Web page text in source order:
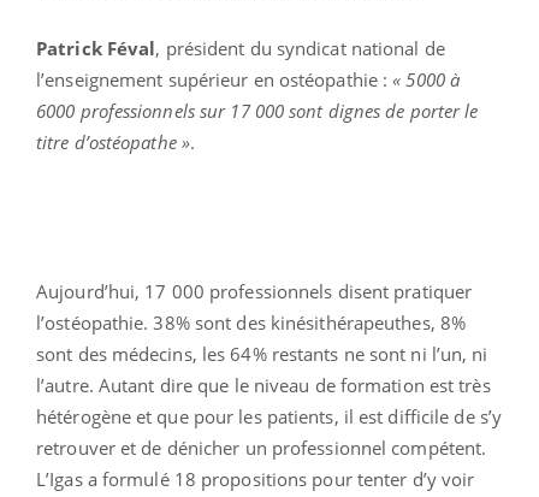
Patrick Féval, président du syndicat national de
l’enseignement supérieur en ostéopathie :« 5000 à
6000 professionnels sur 17 000 sont dignes de porter le
titre d’ostéopathe ».
Aujourd’hui, 17 000 professionnels disent pratiquer
l’ostéopathie. 38% sont des kinésithérapeuthes, 8%
sont des médecins, les 64% restants ne sont ni l’un, ni
l’autre. Autant dire que le niveau de formation est très
hétérogène et que pour les patients, il est difficile de s’y
retrouver et de dénicher un professionnel compétent.
L’Igas a formulé 18 propositions pour tenter d’y voir